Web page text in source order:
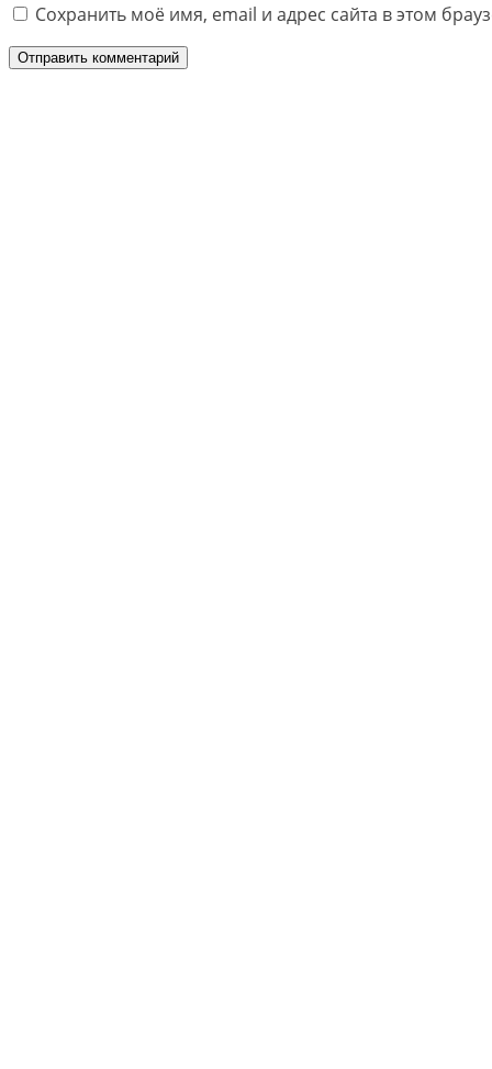
Сохранить моё имя, email и адрес сайта в этом